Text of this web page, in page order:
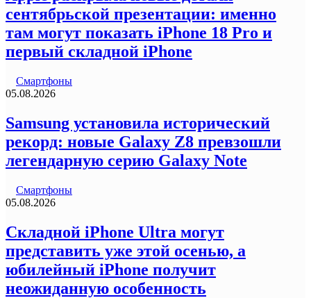
сентябрьской презентации: именно
там могут показать iPhone 18 Pro и
первый складной iPhone
Смартфоны
05.08.2026
Samsung установила исторический
рекорд: новые Galaxy Z8 превзошли
легендарную серию Galaxy Note
Смартфоны
05.08.2026
Складной iPhone Ultra могут
представить уже этой осенью, а
юбилейный iPhone получит
неожиданную особенность